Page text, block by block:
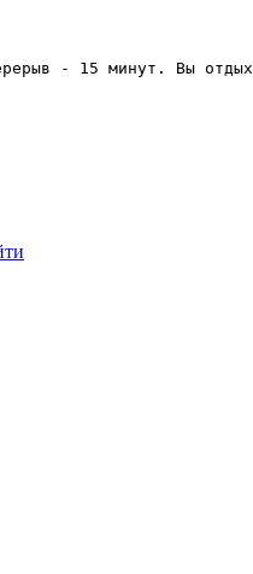
- 15 минут. Вы